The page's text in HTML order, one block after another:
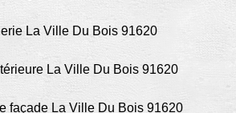
La Ville Du Bois 91620
La Ville Du Bois 91620
façade La Ville Du Bois 91620